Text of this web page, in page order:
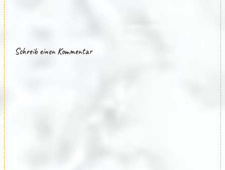
Schreib einen Kommentar